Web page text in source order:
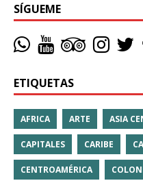
SÍGUEME
ETIQUETAS
AFRICA ARTE ASIA
CAPITALES CARIBE
CENTROAMÉRICA